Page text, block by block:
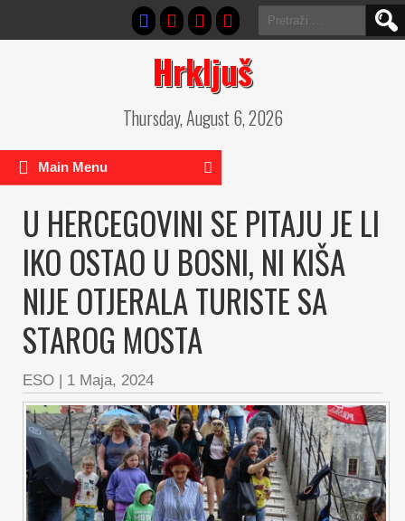
Pretraga:
Hrkljuš
Thursday, August 6, 2026
Main Menu
U HERCEGOVINI SE PITAJU JE LI
IKO OSTAO U BOSNI, NI KIŠA
NIJE OTJERALA TURISTE SA
STAROG MOSTA
ESO | 1 Maja, 2024